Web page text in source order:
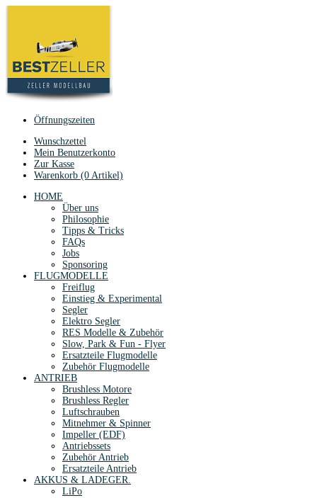
Öffnungszeiten
Wunschzettel
Mein Benutzerkonto
Zur Kasse
Warenkorb (0 Artikel)
HOME
Über uns
Philosophie
Tipps & Tricks
FAQs
Jobs
Sponsoring
FLUGMODELLE
Freiflug
Einstieg & Experimental
Segler
Elektro Segler
RES Modelle & Zubehör
Slow, Park & Fun - Flyer
Ersatzteile Flugmodelle
Zubehör Flugmodelle
ANTRIEB
Brushless Motore
Brushless Regler
Luftschrauben
Mitnehmer & Spinner
Impeller (EDF)
Antriebssets
Zubehör Antrieb
Ersatzteile Antrieb
AKKUS & LADEGER.
LiPo